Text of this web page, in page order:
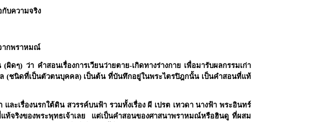
กับความจริง
ากพราหมณ์
ผิดๆ) ว่า คำสอนเรื่องการเวียนว่ายตาย-เกิดทางร่างกาย เพื่อมารับผลกรรมเก่า
(ชนิดที่เป็นตัวตนบุคคล) เป็นต้น ที่บันทึกอยู่ในพระไตรปิฎกนั้น เป็นคำสอนที่แท้
และเรื่องนรกใต้ดิน สวรรค์บนฟ้า รวมทั้งเรื่อง ผี เปรต เทวดา นางฟ้า พระอินทร์
จริงของพระพุทธเจ้าเลย แต่เป็นคำสอนของศาสนาพราหมณ์หรือฮินดู ที่ผสม